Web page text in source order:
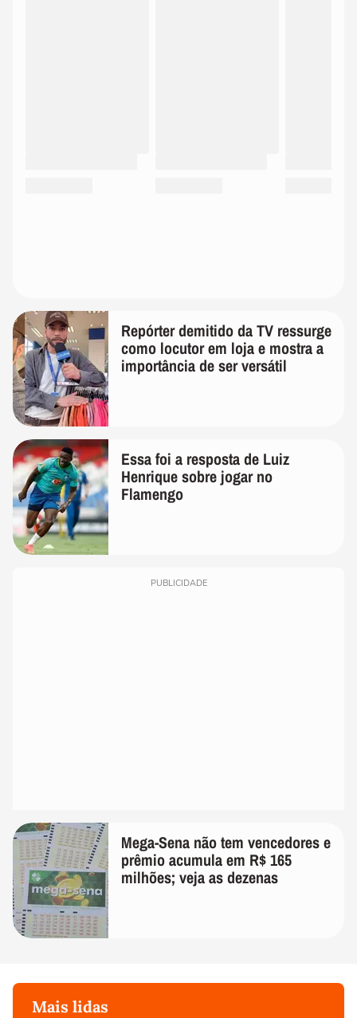
Repórter demitido da TV ressurge
como locutor em loja e mostra a
importância de ser versátil
Essa foi a resposta de Luiz
Henrique sobre jogar no
Flamengo
PUBLICIDADE
Mega-Sena não tem vencedores e
prêmio acumula em R$ 165
milhões; veja as dezenas
Mais lidas